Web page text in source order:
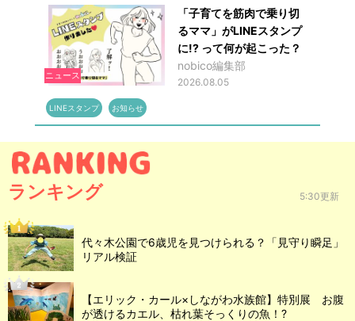
ニュース
「子育てを筋肉で乗り切
るママ」がLINEスタンプ
に!? って何が起こった？
nobico編集部
2026.08.05
LINEスタンプ お知らせ
ランキング 5:30更新
代々木公園で6歳児を見つけられる？「見守り瞬足」
リアル検証
【エリック・カール×しながわ水族館】特別展 お腹
が透けるカエル、枯れ葉そっくりの魚！?